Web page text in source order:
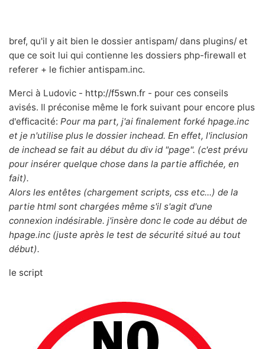
bref, qu'il y ait bien le dossier antispam/ dans plugins/ et
que ce soit lui qui contienne les dossiers php-firewall et
referer + le fichier antispam.inc.
Merci à Ludovic - http://f5swn.fr - pour ces conseils
avisés. Il préconise même le fork suivant pour encore plus
d'efficacité: Pour ma part, j'ai finalement forké hpage.inc
et je n'utilise plus le dossier inchead. En effet, l'inclusion
de inchead se fait au début du div id "page". (c'est prévu
pour insérer quelque chose dans la partie affichée, en
fait).
Alors les entêtes (chargement scripts, css etc...) de la
partie html sont chargées même s'il s'agit d'une
connexion indésirable. j'insère donc le code au début de
hpage.inc (juste après le test de sécurité situé au tout
début).
le script